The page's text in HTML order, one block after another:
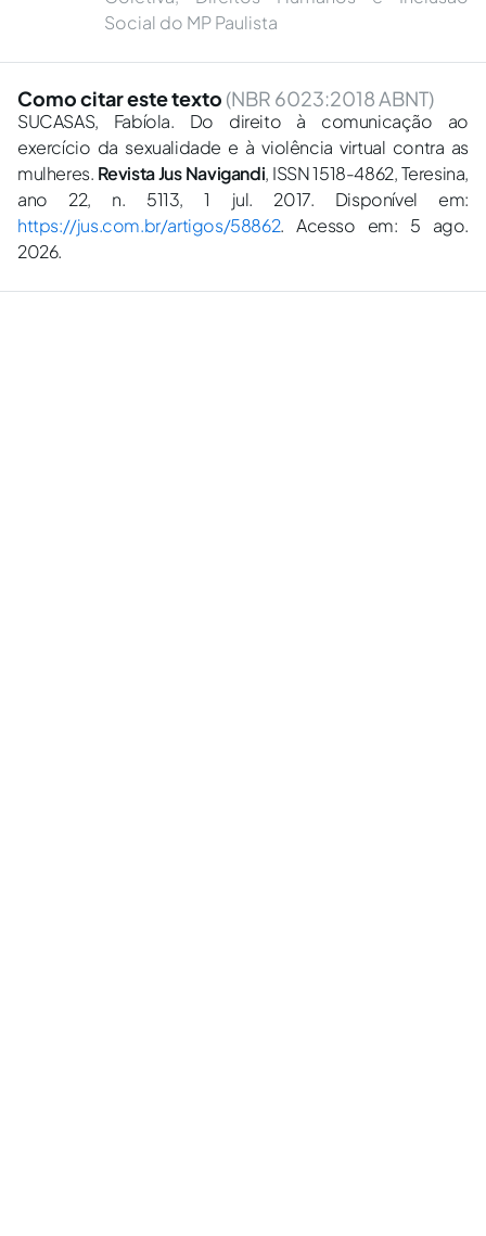
Social do MP Paulista
Como citar este texto (NBR 6023:2018 ABNT)
SUCASAS, Fabíola. Do direito à comunicação ao
exercício da sexualidade e à violência virtual contra as
mulheres. Revista Jus Navigandi, ISSN 1518-4862, Teresina,
ano 22, n. 5113, 1 jul. 2017. Disponível em:
https://jus.com.br/artigos/58862. Acesso em: 5 ago.
2026.